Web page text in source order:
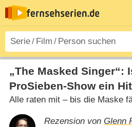
„The Masked Singer“:
ProSieben-Show ein
Alle raten mit – bis die Maske
Rezension von Glenn